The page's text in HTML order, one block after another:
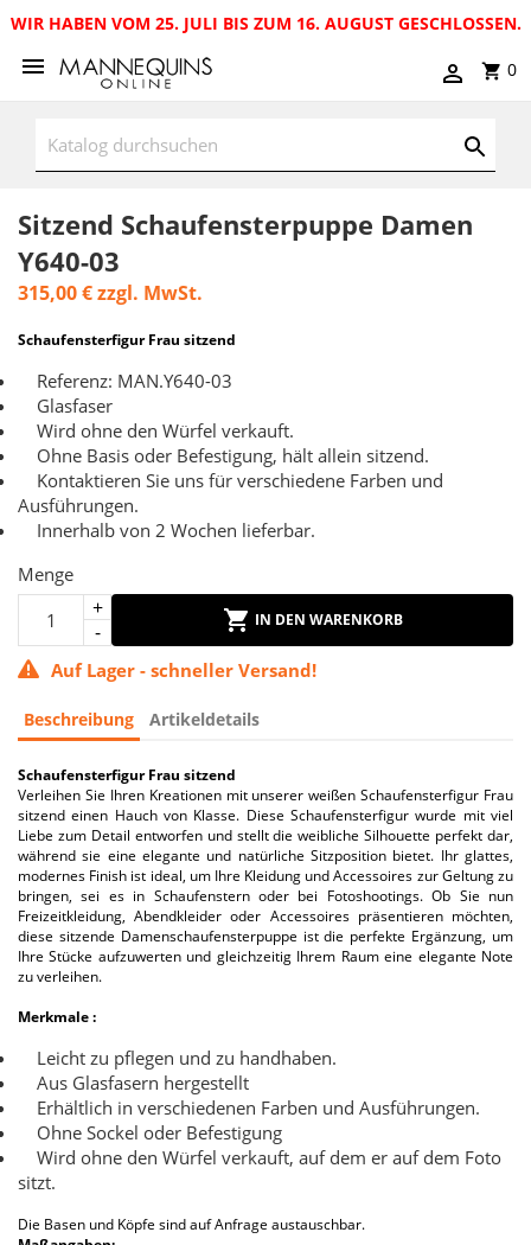
WIR HABEN VOM 25. JULI BIS ZUM 16. AUGUST GESCHLOSSEN.
0
Sitzend Schaufensterpuppe Damen
Y640-03
315,00 €zzgl. MwSt.
Schaufensterfigur Frau sitzend
Referenz: MAN.Y640-03
Glasfaser
Wird ohne den Würfel verkauft.
Ohne Basis oder Befestigung, hält allein sitzend.
Kontaktieren Sie uns für verschiedene Farben und
Ausführungen.
Innerhalb von 2 Wochen lieferbar.
Menge
IN DEN WARENKORB
Auf Lager - schneller Versand!
Beschreibung Artikeldetails
Schaufensterfigur Frau sitzend
Verleihen Sie Ihren Kreationen mit unserer weißen Schaufensterfigur Frau
sitzend einen Hauch von Klasse. Diese Schaufensterfigur wurde mit viel
Liebe zum Detail entworfen und stellt die weibliche Silhouette perfekt dar,
während sie eine elegante und natürliche Sitzposition bietet. Ihr glattes,
modernes Finish ist ideal, um Ihre Kleidung und Accessoires zur Geltung zu
bringen, sei es in Schaufenstern oder bei Fotoshootings. Ob Sie nun
Freizeitkleidung, Abendkleider oder Accessoires präsentieren möchten,
diese sitzende Damenschaufensterpuppe ist die perfekte Ergänzung, um
Ihre Stücke aufzuwerten und gleichzeitig Ihrem Raum eine elegante Note
zu verleihen.
Merkmale :
Leicht zu pflegen und zu handhaben.
Aus Glasfasern hergestellt
Erhältlich in verschiedenen Farben und Ausführungen.
Ohne Sockel oder Befestigung
Wird ohne den Würfel verkauft, auf dem er auf dem Foto
sitzt.
Die Basen und Köpfe sind auf Anfrage austauschbar.